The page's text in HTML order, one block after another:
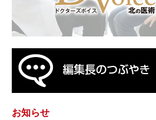
お知らせ